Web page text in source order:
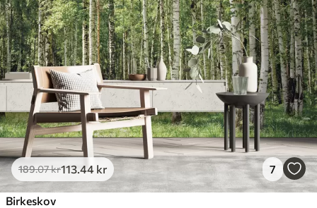
189.07kr113 .44 kr 7
Birkeskov